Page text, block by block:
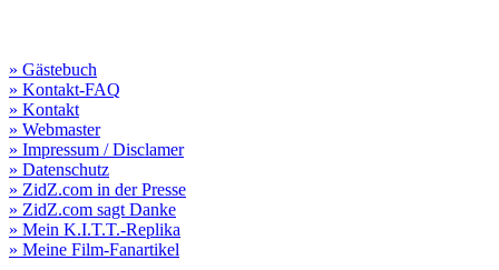
» Gästebuch
» Kontakt-FAQ
» Kontakt
» Webmaster
» Impressum / Disclamer
» Datenschutz
» ZidZ.com in der Presse
» ZidZ.com sagt Danke
» Mein K.I.T.T.-Replika
» Meine Film-Fanartikel